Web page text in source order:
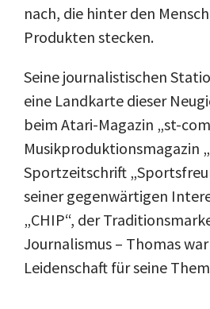
nach, die hinter den
Produkten stecken.
Seine journalistischen
eine Landkarte dieser
beim Atari-Magazin „st-
Musikproduktionsmagazin
Sportzeitschrift
seiner gegenwärtigen
„CHIP“, der
Journalismus – Thomas
Leidenschaft für seine